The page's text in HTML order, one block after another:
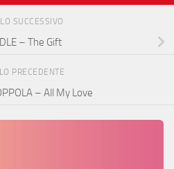
SUCCESSIVO
– The Gift
PRECEDENTE
– All My Love